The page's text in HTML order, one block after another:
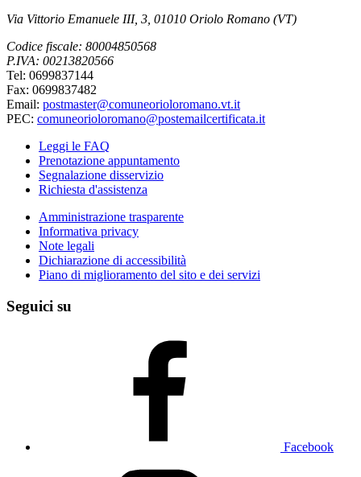
Via Vittorio Emanuele III, 3, 01010 Oriolo Romano (VT)
Codice fiscale: 80004850568
P.IVA: 00213820566
Tel: 0699837144
Fax: 0699837482
Email: postmaster@comuneorioloromano.vt.it
PEC: comuneorioloromano@postemailcertificata.it
Leggi le FAQ
Prenotazione appuntamento
Segnalazione disservizio
Richiesta d'assistenza
Amministrazione trasparente
Informativa privacy
Note legali
Dichiarazione di accessibilità
Piano di miglioramento del sito e dei servizi
Seguici su
Facebook